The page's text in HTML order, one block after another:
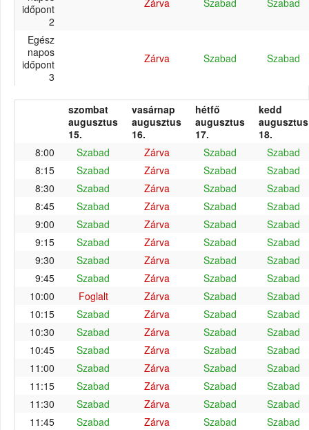
időpont
2
Zárva Szabad Szabad
Egész
napos
időpont
3
Zárva Szabad Szabad
szombat
augusztus
15.
vasárnap
augusztus
16.
hétfő
augusztus
17.
kedd
augusztus
18.
8:00
Szabad Zárva Szabad
Szabad
8:15
Szabad Zárva Szabad
Szabad
8:30
Szabad Zárva Szabad
Szabad
8:45
Szabad Zárva Szabad
Szabad
9:00
Szabad Zárva Szabad
Szabad
9:15
Szabad Zárva Szabad
Szabad
9:30
Szabad Zárva Szabad
Szabad
9:45
Szabad Zárva Szabad
Szabad
10:00
Foglalt Zárva Szabad
Szabad
10:15
Szabad Zárva Szabad
Szabad
10:30
Szabad Zárva Szabad
Szabad
10:45
Szabad Zárva Szabad
Szabad
11:00
Szabad Zárva Szabad
Szabad
11:15
Szabad Zárva Szabad
Szabad
11:30
Szabad Zárva Szabad
Szabad
11:45
Szabad Zárva Szabad
Szabad